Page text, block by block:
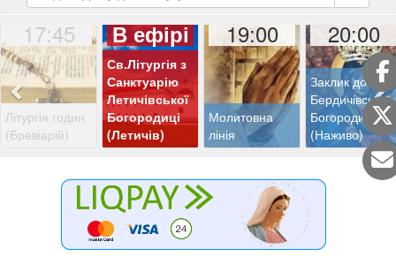
17:45
Літургія годин
(Бревіарій)
В ефірі
Св.Літургія з
Санктуарію
Летичівської
Богородиці
(Летичів)
19:00
Молитовна
лінія
20:00
Заклик до
Бердичівської
Богородиці
(Наживо)